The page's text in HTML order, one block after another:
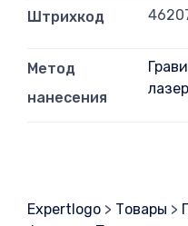
Штрихкод
Метод
нанесения
Expertlogo > Товары >